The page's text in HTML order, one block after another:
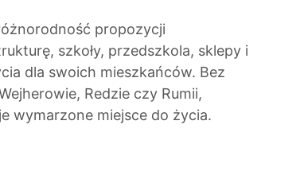
propozycji
szkoły, przedszkola, sklepy i
dla swoich mieszkańców. Bez
Redzie czy Rumii,
wymarzone miejsce do życia.